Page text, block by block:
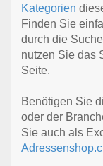
Kategorien
Finden Sie
durch die
nutzen Sie das
Seite.
Benötigen Sie
oder der
Sie auch als